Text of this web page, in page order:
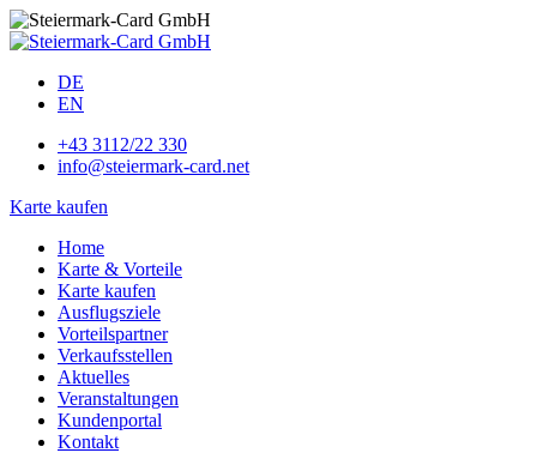
DE
EN
+43 3112/22 330
info@steiermark-card.net
Karte kaufen
Home
Karte & Vorteile
Karte kaufen
Ausflugsziele
Vorteilspartner
Verkaufsstellen
Aktuelles
Veranstaltungen
Kundenportal
Kontakt